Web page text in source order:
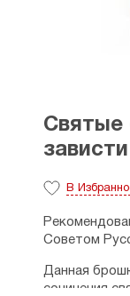
Святые
зависти
В
Советом
Данная
сочинения